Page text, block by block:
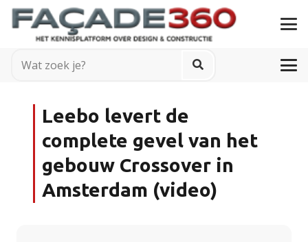
Leebo levert de
complete gevel van het
gebouw Crossover in
Amsterdam (video)